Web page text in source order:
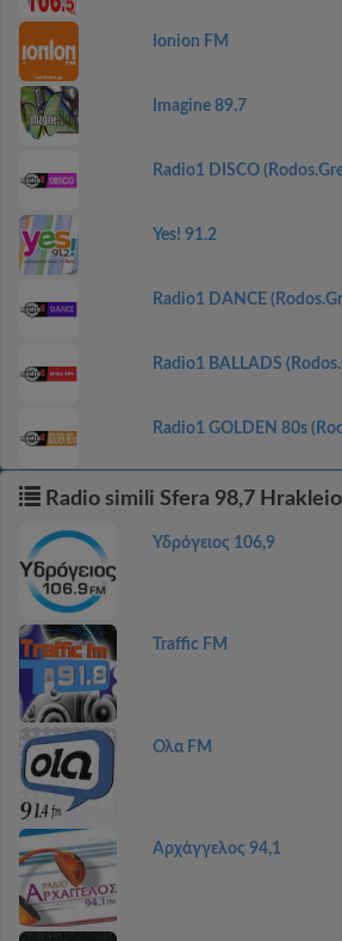
Ionion FM
Imagine 89.7
Radio1 DISCO
Yes! 91.2
Radio1 DANCE
Radio1 BALLADS
Radio1 GOLDEN 80s
Radio simili Sfera 98,7 Hrakleio
Υδρόγειος 106,9
Traffic FM
Ολα FM
Αρχάγγελος 94,1